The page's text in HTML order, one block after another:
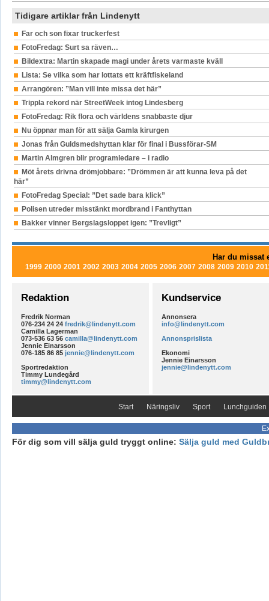
Tidigare artiklar från Lindenytt
Far och son fixar truckerfest
FotoFredag: Surt sa räven…
Bildextra: Martin skapade magi under årets varmaste kväll
Lista: Se vilka som har lottats ett kräftfiskeland
Arrangören: ”Man vill inte missa det här”
Trippla rekord när StreetWeek intog Lindesberg
FotoFredag: Rik flora och världens snabbaste djur
Nu öppnar man för att sälja Gamla kirurgen
Jonas från Guldsmedshyttan klar för final i Bussförar-SM
Martin Almgren blir programledare – i radio
Möt årets drivna drömjobbare: ”Drömmen är att kunna leva på det
här”
FotoFredag Special: ”Det sade bara klick”
Polisen utreder misstänkt mordbrand i Fanthyttan
Bakker vinner Bergslagsloppet igen: ”Trevligt”
Har du missat
1999 2000 2001 2002 2003 2004 2005 2006 2007 2008 2009 2010
Redaktion
Fredrik Norman
076-234 24 24 fredrik@lindenytt.com
Camilla Lagerman
073-536 63 56 camilla@lindenytt.com
Jennie Einarsson
076-185 86 85 jennie@lindenytt.com
Sportredaktion
Timmy Lundegård
timmy@lindenytt.com
Kundservice
Annonsera
info@lindenytt.com
Annonsprislista
Ekonomi
Jennie Einarsson
jennie@lindenytt.com
Start Näringsliv Sport Lunchguiden
För dig som vill sälja guld tryggt online: Sälja guld med